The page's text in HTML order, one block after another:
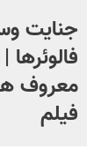
جنایت
معروف
فیلم